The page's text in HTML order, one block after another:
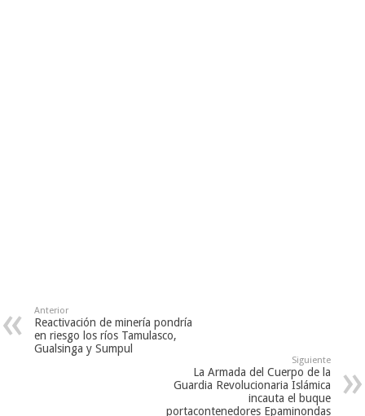
Anterior
Reactivación de minería pondría
en riesgo los ríos Tamulasco,
Gualsinga y Sumpul
Siguiente
La Armada del Cuerpo de la
Guardia Revolucionaria Islámica
incauta el buque
portacontenedores Epaminondas